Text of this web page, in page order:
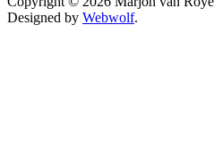
Designed by Webwolf.